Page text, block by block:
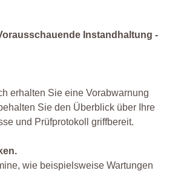
Instandhaltung -
erhalten Sie eine Vorabwarnung
Sie den Überblick über Ihre
und Prüfprotokoll griffbereit.
wie beispielsweise Wartungen